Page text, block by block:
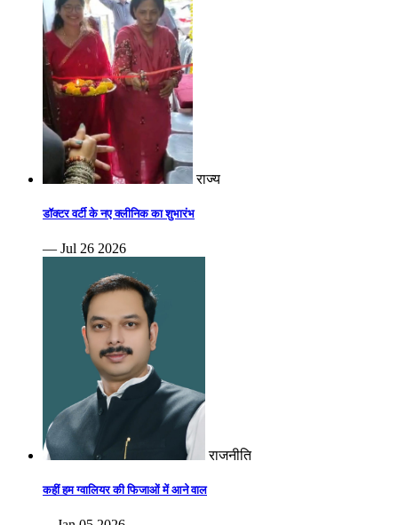
राज्य
डॉक्टर वर्टी के नए क्लीनिक का शुभारंभ
— Jul 26 2026
राजनीति
कहीं हम ग्वालियर की फिजाओं में आने वाल